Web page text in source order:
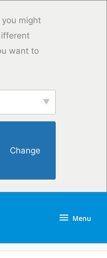
might
want to
Menu